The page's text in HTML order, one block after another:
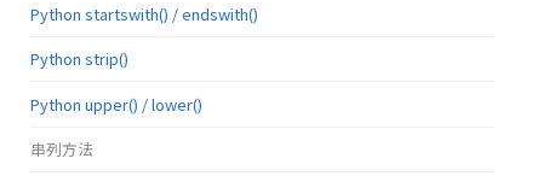
Python startswith() / endswith()
Python strip()
Python upper() / lower()
串列方法